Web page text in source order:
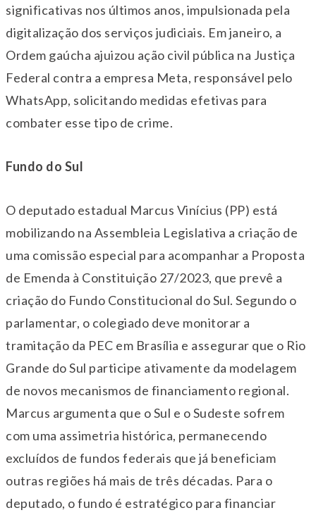
significativas nos últimos anos, impulsionada pela
digitalização dos serviços judiciais. Em janeiro, a
Ordem gaúcha ajuizou ação civil pública na Justiça
Federal contra a empresa Meta, responsável pelo
WhatsApp, solicitando medidas efetivas para
combater esse tipo de crime.
Fundo do Sul
O deputado estadual Marcus Vinícius (PP) está
mobilizando na Assembleia Legislativa a criação de
uma comissão especial para acompanhar a Proposta
de Emenda à Constituição 27/2023, que prevê a
criação do Fundo Constitucional do Sul. Segundo o
parlamentar, o colegiado deve monitorar a
tramitação da PEC em Brasília e assegurar que o Rio
Grande do Sul participe ativamente da modelagem
de novos mecanismos de financiamento regional.
Marcus argumenta que o Sul e o Sudeste sofrem
com uma assimetria histórica, permanecendo
excluídos de fundos federais que já beneficiam
outras regiões há mais de três décadas. Para o
deputado, o fundo é estratégico para financiar